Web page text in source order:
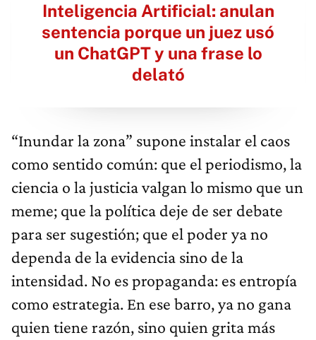
Inteligencia Artificial: anulan
sentencia porque un juez usó
un ChatGPT y una frase lo
delató
“Inundar la zona” supone instalar el caos
como sentido común: que el periodismo, la
ciencia o la justicia valgan lo mismo que un
meme; que la política deje de ser debate
para ser sugestión; que el poder ya no
dependa de la evidencia sino de la
intensidad. No es propaganda: es entropía
como estrategia. En ese barro, ya no gana
quien tiene razón, sino quien grita más